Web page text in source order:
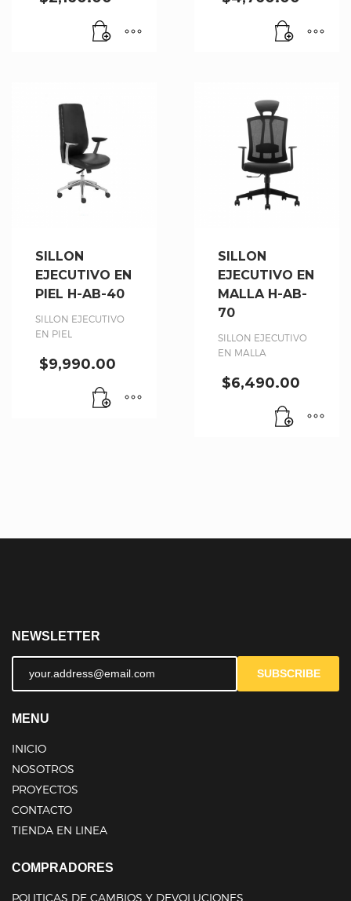
SILLON
EJECUTIVO EN
PIEL H-AB-40
SILLON EJECUTIVO
EN PIEL
$9,990.00
SILLON
EJECUTIVO EN
MALLA H-AB-
70
SILLON EJECUTIVO
EN MALLA
$6,490.00
NEWSLETTER
SUBSCRIBE
MENU
INICIO
NOSOTROS
PROYECTOS
CONTACTO
TIENDA EN LINEA
COMPRADORES
POLITICAS DE CAMBIOS Y DEVOLUCIONES